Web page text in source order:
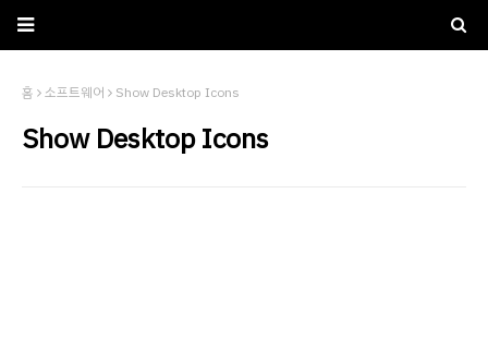
홈 소프트웨어 Show Desktop Icons
Show Desktop Icons